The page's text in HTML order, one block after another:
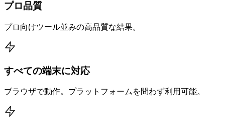
プロ品質
プロ向けツール並みの高品質な結果。
すべての端末に対応
ブラウザで動作。プラットフォームを問わず利用可能。